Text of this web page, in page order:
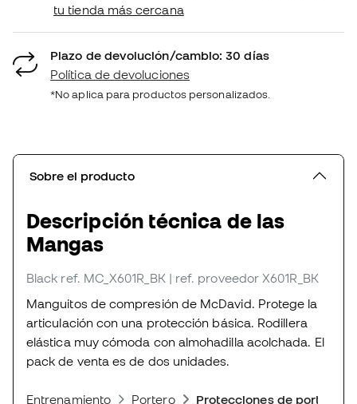
tu tienda más cercana
Plazo de devolución/cambio: 30 días
Política de devoluciones
*No aplica para productos personalizados.
Sobre el producto
Descripción técnica de las
Mangas
Black ref. MC_X601R_BK | ref. proveedor X601R_BK
Manguitos de compresión de McDavid. Protege la
articulación con una protección básica. Rodillera
elástica muy cómoda con almohadilla acolchada. El
pack de venta es de dos unidades.
Entrenamiento Portero Protecciones de portero